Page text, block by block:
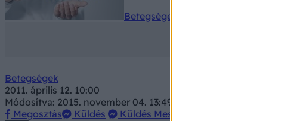
Betegségek A-Z
Betegségek
2011. április 12. 10:00
Módosítva: 2015. november 04. 13:49
Megosztás
Küldés Küldés Messengeren